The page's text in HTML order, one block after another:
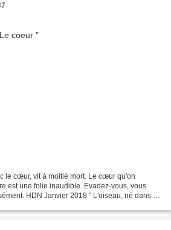
le cœur, vit à moitié mort. Le cœur qu'on
est une folie inaudible. Evadez-vous, vous
HDN Janvier 2018 " L'oiseau, né dans sa